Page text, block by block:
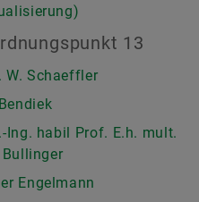
13
W. Schaeffler
Ing. habil Prof. E.h. mult.
Engelmann